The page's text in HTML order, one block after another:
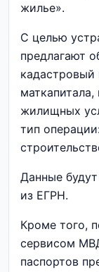
жилье».
С целью
предлагают
жилищных
тип
Данные
из ЕГРН.
Кроме того,
сервисом
паспортов